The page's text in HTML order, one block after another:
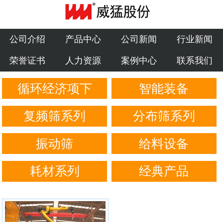
公司介绍
产品中心
公司新闻
行业新闻
荣誉证书
人力资源
案例中心
公司介绍 产品中心 公司新闻 行业新闻
荣誉证书 人力资源 案例中心 联系我们
循环经济项下 智能装备
复频筛系列 分布筛系列
振动筛 给料设备
耗材系列 经典产品